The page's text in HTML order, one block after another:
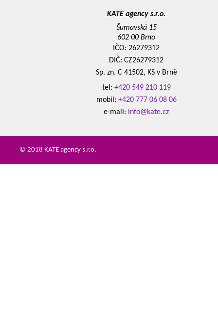
KATE agency s.r.o.
Šumavská 15
602 00 Brno
IČO: 26279312
DIČ: CZ26279312
Sp. zn. C 41502, KS v Brně
tel: +420 549 210 119
mobil: +420 777 06 08 06
e-mail: info@kate.cz
© 2018 KATE agency s.r.o.